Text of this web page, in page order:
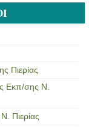
Πιερίας
Εκπ/σης Ν.
Πιερίας